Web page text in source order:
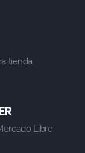
tienda
Libre